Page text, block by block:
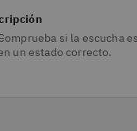
si la escucha
un estado correcto.